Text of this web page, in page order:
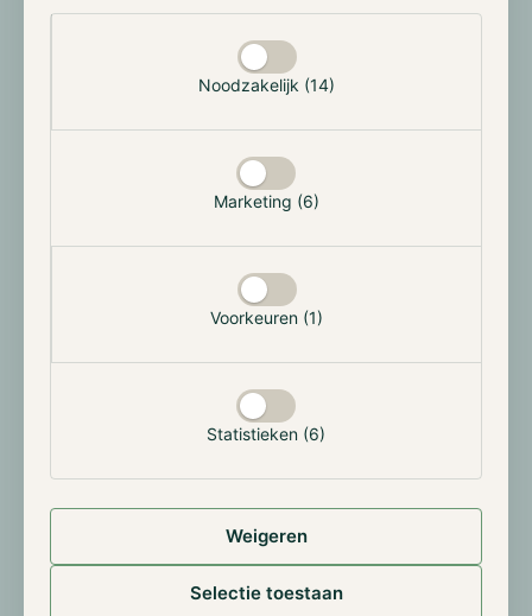
Noodzakelijk (14)
Marketing (6)
Voorkeuren (1)
Statistieken (6)
Weigeren
Selectie toestaan
projecten die zich gezamenlijk inzetten voor het
blockchain en cryptocurrency ecosysteem in
Nederland. Door de verbinding aan dit netwerk,
hopen wij ons steentje bij te dragen aan de adoptie,
educatie en regulatie van de sector. BCNL is tevens
ook de organisator van de Dutch Blockchain Week.
Met trots kunnen we met u delen dat Hodl dit jaar is
genomineerd voor de BCNL Community Award.
Iedere maand lichten wij een cryptocurrency uit waar
onze fondsen in investeren en deze maand is dat
In de afgelopen jaren heeft het Ethereum netwerk
een sterke ontwikkeling doorgemaakt, echter kan het
netwerk het exponentieel groeiende
transactievolume niet meer aan. Als gevolg hiervan